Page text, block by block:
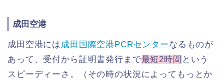
成田空港
成田空港には成田国際空港PCRセンターなるものが
あって、受付から証明書発行まで最短2時間 という
スピーディーさ。（その時の状況によってもっとか